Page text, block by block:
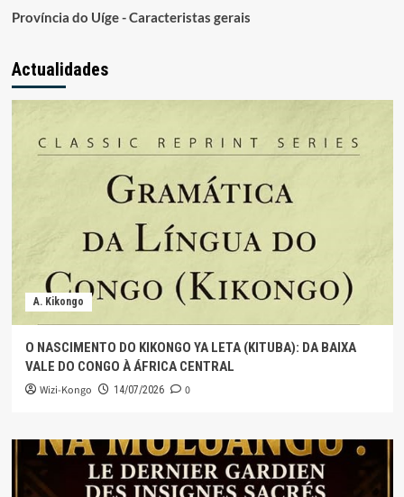
Província do Uíge - Caracteristas gerais
Actualidades
A. Kikongo
O NASCIMENTO DO KIKONGO YA LETA (KITUBA): DA BAIXA
VALE DO CONGO À ÁFRICA CENTRAL
Wizi-Kongo 14/07/2026 0